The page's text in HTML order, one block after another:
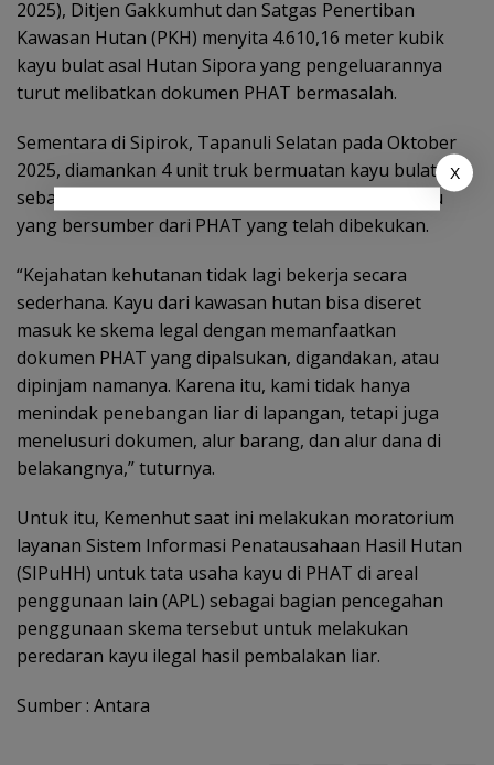
2025), Ditjen Gakkumhut dan Satgas Penertiban
Kawasan Hutan (PKH) menyita 4.610,16 meter kubik
kayu bulat asal Hutan Sipora yang pengeluarannya
turut melibatkan dokumen PHAT bermasalah.
Sementara di Sipirok, Tapanuli Selatan pada Oktober
2025, diamankan 4 unit truk bermuatan kayu bulat
sebanyak 44,25 meter kubik dengan dokumen kayu
yang bersumber dari PHAT yang telah dibekukan.
“Kejahatan kehutanan tidak lagi bekerja secara
sederhana. Kayu dari kawasan hutan bisa diseret
masuk ke skema legal dengan memanfaatkan
dokumen PHAT yang dipalsukan, digandakan, atau
dipinjam namanya. Karena itu, kami tidak hanya
menindak penebangan liar di lapangan, tetapi juga
menelusuri dokumen, alur barang, dan alur dana di
belakangnya,” tuturnya.
Untuk itu, Kemenhut saat ini melakukan moratorium
layanan Sistem Informasi Penatausahaan Hasil Hutan
(SIPuHH) untuk tata usaha kayu di PHAT di areal
penggunaan lain (APL) sebagai bagian pencegahan
penggunaan skema tersebut untuk melakukan
peredaran kayu ilegal hasil pembalakan liar.
Sumber : Antara
X